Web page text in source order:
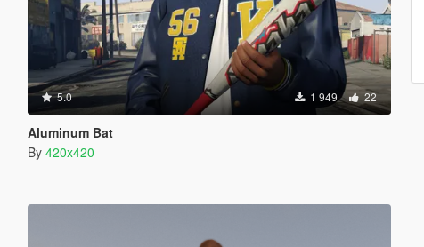
5.0 1 949 22
Aluminum Bat
By 420x420